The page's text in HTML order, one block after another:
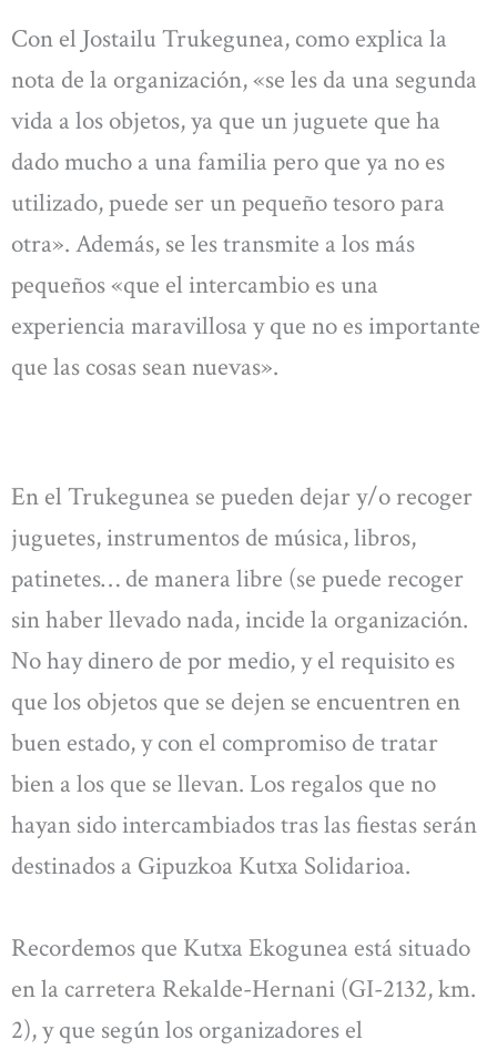
Con el Jostailu Trukegunea, como explica la
nota de la organización, «se les da una segunda
vida a los objetos, ya que un juguete que ha
dado mucho a una familia pero que ya no es
utilizado, puede ser un pequeño tesoro para
otra». Además, se les transmite a los más
pequeños «que el intercambio es una
experiencia maravillosa y que no es importante
que las cosas sean nuevas».
En el Trukegunea se pueden dejar y/o recoger
juguetes, instrumentos de música, libros,
patinetes… de manera libre (se puede recoger
sin haber llevado nada, incide la organización.
No hay dinero de por medio, y el requisito es
que los objetos que se dejen se encuentren en
buen estado, y con el compromiso de tratar
bien a los que se llevan. Los regalos que no
hayan sido intercambiados tras las fiestas serán
destinados a Gipuzkoa Kutxa Solidarioa.
Recordemos que Kutxa Ekogunea está situado
en la carretera Rekalde-Hernani (GI-2132, km.
2), y que según los organizadores el